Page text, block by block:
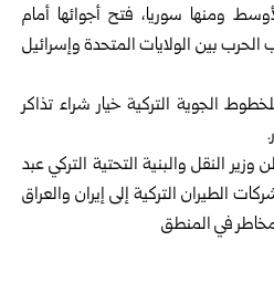
ومنها سوريا، فتح أجوائها أمام
الحرب بين الولايات المتحدة وإسرائيل
الجوية التركية خيار شراء تذاكر
النقل والبنية التحتية التركي عبد
الطيران التركية إلى إيران والعراق
في المنطق